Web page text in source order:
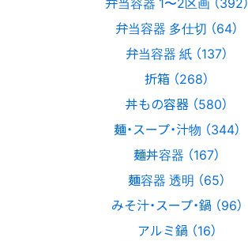
弁当容器 多仕切 （64）
弁当容器 紙 （137）
折箱 （268）
丼もの容器 （580）
麺・スープ・汁物 （344）
麺丼容器 （167）
麺容器 透明 （65）
みそ汁・スープ・鍋 （96）
アルミ鍋 （16）